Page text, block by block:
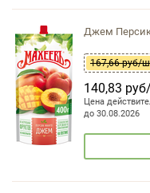
Джем
167,66 руб/
140,83
Цена
до 30.08.2026